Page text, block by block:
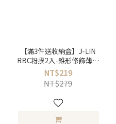
【滿3件送收納盒】J-LIN
RBC粉撲2入-錐形修飾薄款
BG555
NT$219
NT$279